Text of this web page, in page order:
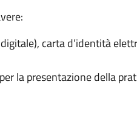
carta d’identità
la presentazione della